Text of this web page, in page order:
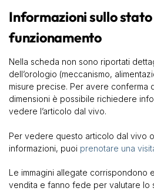
Informazioni sullo stato
funzionamento
Nella scheda non sono riportati
dell’orologio (meccanismo,
misure precise. Per avere conferma
dimensioni è possibile richiedere
vedere l’articolo dal vivo.
Per vedere questo articolo dal vivo
informazioni, puoi prenotare una
Le immagini allegate corrispondono
vendita e fanno fede per valutare lo